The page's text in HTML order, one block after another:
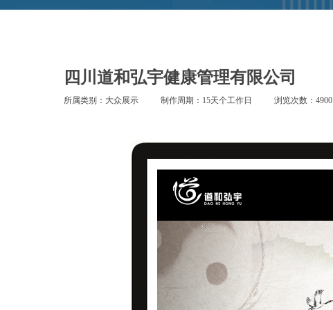
四川道和弘宇健康管理有限公司
所属类别：大众展示 制作周期：15天个工作日 浏览次数：4900